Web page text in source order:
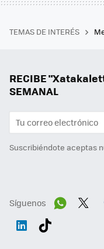
TEMAS DE INTERÉS
RECIBE
SEMANAL
Suscribiéndote aceptas
Síguenos